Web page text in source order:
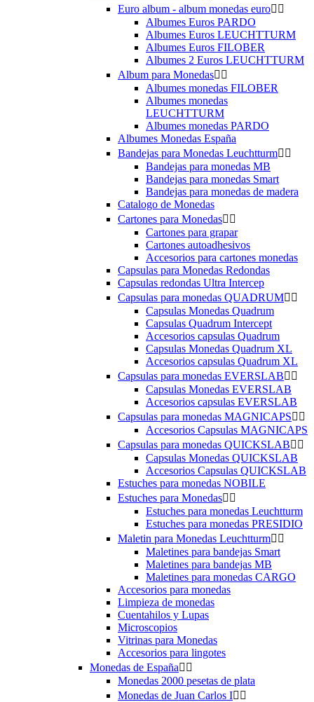
Euro album - album monedas euro 
Albumes Euros PARDO
Albumes Euros LEUCHTTURM
Albumes Euros FILOBER
Albumes 2 Euros LEUCHTTURM
Album para Monedas 
Albumes monedas FILOBER
Albumes monedas
LEUCHTTURM
Albumes monedas PARDO
Albumes Monedas España
Bandejas para Monedas Leuchtturm 
Bandejas para monedas MB
Bandejas para monedas Smart
Bandejas para monedas de madera
Catalogo de Monedas
Cartones para Monedas 
Cartones para grapar
Cartones autoadhesivos
Accesorios para cartones monedas
Capsulas para Monedas Redondas
Capsulas redondas Ultra Intercep
Capsulas para monedas QUADRUM 
Capsulas Monedas Quadrum
Capsulas Quadrum Intercept
Accesorios capsulas Quadrum
Capsulas Monedas Quadrum XL
Accesorios capsulas Quadrum XL
Capsulas para monedas EVERSLAB 
Capsulas Monedas EVERSLAB
Accesorios capsulas EVERSLAB
Capsulas para monedas MAGNICAPS 
Accesorios Capsulas MAGNICAPS
Capsulas para monedas QUICKSLAB 
Capsulas Monedas QUICKSLAB
Accesorios Capsulas QUICKSLAB
Estuches para monedas NOBILE
Estuches para Monedas 
Estuches para monedas Leuchtturm
Estuches para monedas PRESIDIO
Maletin para Monedas Leuchtturm 
Maletines para bandejas Smart
Maletines para bandejas MB
Maletines para monedas CARGO
Accesorios para monedas
Limpieza de monedas
Cuentahilos y Lupas
Microscopios
Vitrinas para Monedas
Accesorios para lingotes
Monedas de España 
Monedas 2000 pesetas de plata
Monedas de Juan Carlos I 